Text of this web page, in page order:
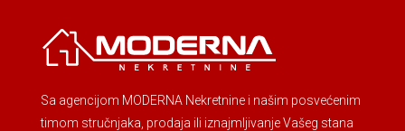
Sa agencijom MODERNA Nekretnine i našim posvećenim
timom stručnjaka, prodaja ili iznajmljivanje Vašeg stana